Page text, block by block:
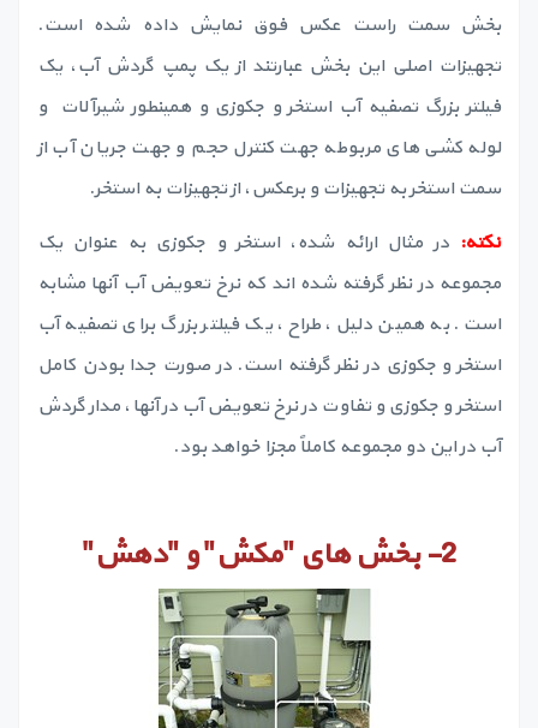
بخش سمت راست عکس فوق نمایش داده شده است.
تجهیزات اصلی این بخش عبارتند از یک پمپ گردش آب، یک
فیلتر بزرگ تصفیه آب استخر و جکوزی و همینطور شیرآلات و
لوله کشی های مربوطه جهت کنترل حجم و جهت جریان آب از
سمت استخر به تجهیزات و برعکس، از تجهیزات به استخر.
نکته: در مثال ارائه شده، استخر و جکوزی به عنوان یک
مجموعه در نظر گرفته شده اند که نرخ تعویض آب آنها مشابه
است. به همین دلیل، طراح، یک فیلتر بزرگ برای تصفیه آب
استخر و جکوزی در نظر گرفته است. در صورت جدا بودن کامل
استخر و جکوزی و تفاوت در نرخ تعویض آب در آنها، مدار گردش
آب در این دو مجموعه کاملاً مجزا خواهد بود.
2- بخش های "مکش"و"دهش"